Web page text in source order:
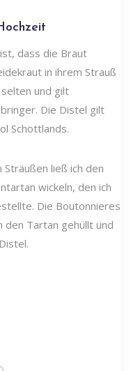
dass die Braut
in ihrem Strauß
und gilt
Die Distel gilt
Schottlands.
Sträußen ließ ich den
wickeln, den ich
Die Boutonnieres
den Tartan gehüllt und